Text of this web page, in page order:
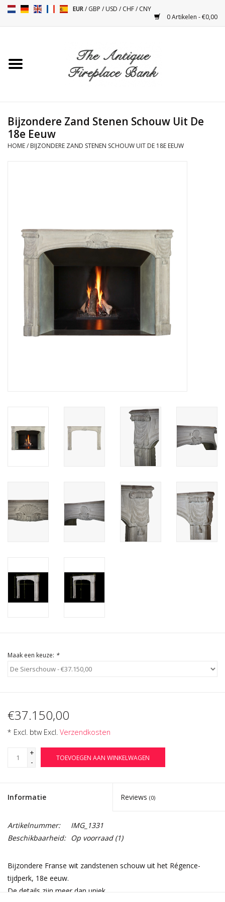
EUR/GBP /USD /CHF/CNY
0 Artikelen - €0,00
Toebehoren
Kacheltjes
Decoratieve Outdoor
Objecten
Vloeren - Steen, Terra Cotta
Outlet
Login
Bijzondere Zand Stenen Schouw Uit De
18e Eeuw
HOME/ BIJZONDERE ZAND STENEN SCHOUW UIT DE 18E EEUW
Maak een keuze: *
€37.150,00
* Excl. btw Excl. Verzendkosten
+
-
TOEVOEGEN AAN WINKELWAGEN
Informatie Reviews (0)
Artikelnummer:
IMG_1331
Beschikbaarheid: Op voorraad(1)
Bijzondere Franse wit zandstenen schouw uit het Régence-
tijdperk, 18e eeuw.
De details zijn meer dan uniek.